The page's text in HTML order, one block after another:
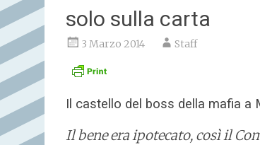
solo sulla carta
3 Marzo 2014 Staff
Il castello del boss della mafia
Il bene era ipotecato, così il